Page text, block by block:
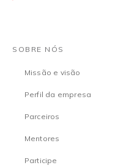
SOBRE NÓS
Missão e visão
Perfil da empresa
Parceiros
Mentores
Participe